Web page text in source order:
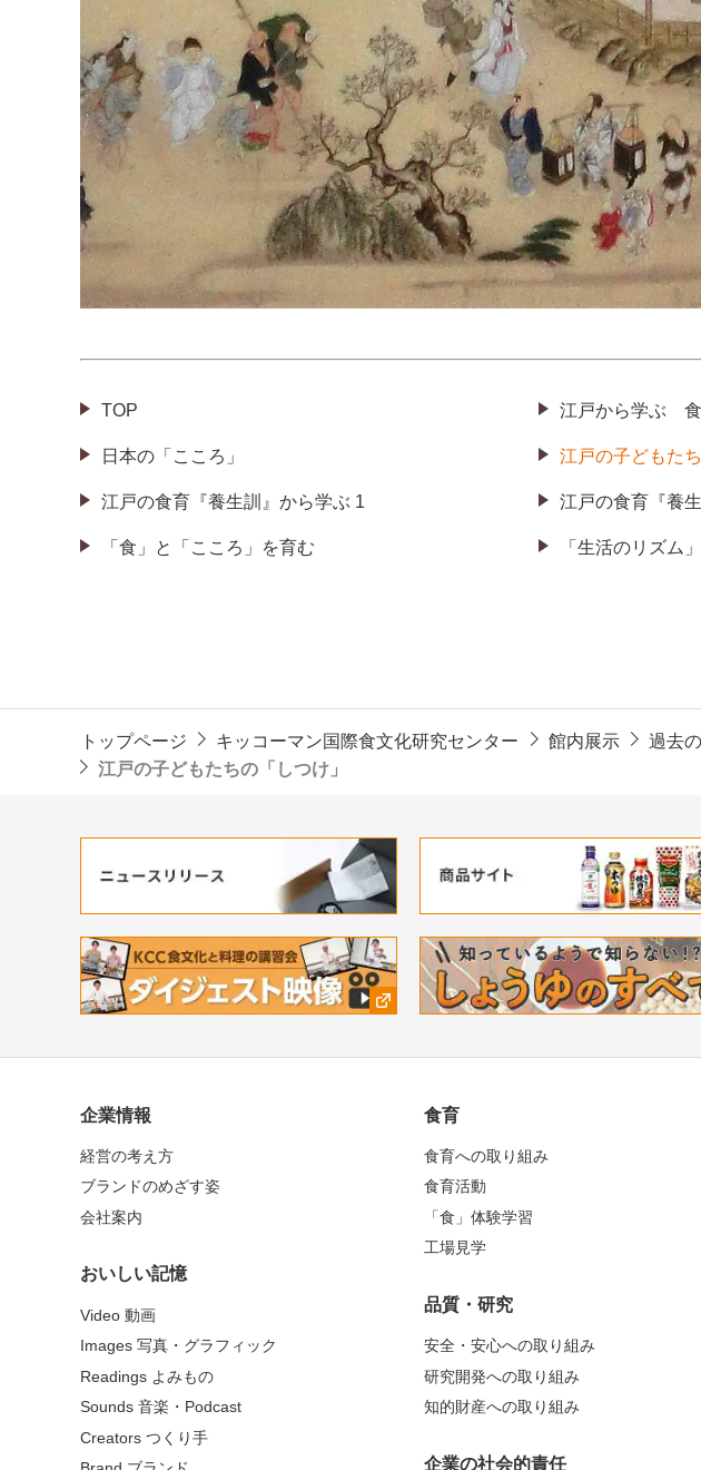
TOP 江戸から学ぶ 食
日本の「こころ」 江戸の子どもた
江戸の食育『養生訓』から学ぶ 1 江戸の食育『養
「食」と「こころ」を育む 「生活のリズム
トップページ キッコーマン国際食文化研究センター 館内展示 過去
江戸の子どもたちの「しつけ」
企業情報
経営の考え方
ブランドのめざす姿
会社案内
おいしい記憶
Video 動画
Images 写真・グラフィック
Readings よみもの
Sounds 音楽・Podcast
Creators つくり手
食育
食育への取り組み
食育活動
「食」体験学習
工場見学
品質・研究
安全・安心への取り組み
研究開発への取り組み
知的財産への取り組み
企業の社会的責任